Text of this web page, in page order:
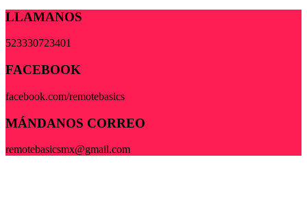
LLAMANOS
523330723401
FACEBOOK
facebook.com/remotebasics
MÁNDANOS CORREO
remotebasicsmx@gmail.com